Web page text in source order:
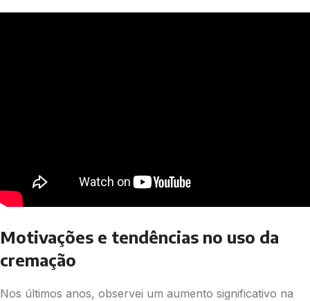
Motivações e tendências no uso da
cremação
Nos últimos anos, observei um aumento significativo na